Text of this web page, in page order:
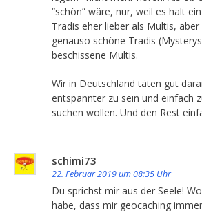
“schön” wäre, nur, weil es halt
Tradis eher lieber als Multis,
genauso schöne Tradis
beschissene Multis.
Wir in Deutschland täten gut
entspannter zu sein und einfach
suchen wollen. Und den Rest
schimi73
22. Februar 2019 um 08:35 Uhr
Du sprichst mir aus der Seele!
habe, dass mir geocaching